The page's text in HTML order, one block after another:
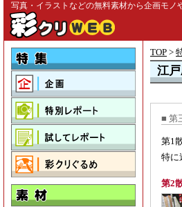
写真・イラストなどの無料素材から企画モ
TOP >
江
■ 第
第1
特に
第2